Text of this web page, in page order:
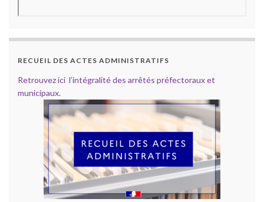
RECUEIL DES ACTES ADMINISTRATIFS
Retrouvez ici l’intégralité des arrêtés préfectoraux et
municipaux.